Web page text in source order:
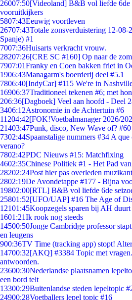
26007:50[Videoland] B&B vol liefde 6de
vooruitkijkers
5807:43Eeuwig voortleven
26707:43Totale zonsverduistering 12-08-
Spanje) #1
7007:36Huisarts verkracht vrouw.
28207:26[CRE SC #160] Op naar de
7907:01Franky en Coen bakken friet in
1906:43Managarm's boerderij deel #5.1
7806:40[IndyCar] #115 We're in
16906:37Traditioneel tekenen #6; met
206:36[Dagboek] Veel aan hoofd - Deel
3406:12Astronomie in de Achtertuin #6
11204:42[FOK!Voetbalmanager 2026/
21403:47Punk, disco, New Wave of?
7302:44Spaanstalige nummers #34 A
verano?
7802:42PDC Nieuws #15: Matchfixing
4602:35Chinese Politiek #1 - Het Pad
28202:24Post hier pas overleden
2802:19De Avondetappe #177 - Bijna
19802:00[RTL] B&B vol liefde 6de
25801:52[UFO/UAP] #16 The Age of
12101:45Koopzegels sparen bij AH
1601:21Ik rook nog steeds
14500:50Jonge Cambridge professor
en leugens
900:36TV Time (tracking app) stopt!
14700:32[AKQ] #3384 Topic met
antwoorden.
23600:30Nederlandse plaatsnamen
een bord telt
13300:29Buitenlandse steden lepeltopic
24900:28Voetballers lepel topic #16